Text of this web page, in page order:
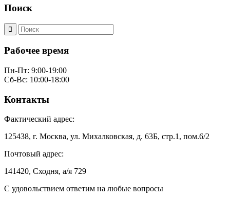
Поиск
Рабочее время
Пн-Пт: 9:00-19:00
Сб-Вс: 10:00-18:00
Контакты
Фактический адрес:
125438, г. Москва, ул. Михалковская, д. 63Б, стр.1, пом.6/2
Почтовый адрес:
141420, Сходня, а/я 729
С удовольствием ответим на любые вопросы